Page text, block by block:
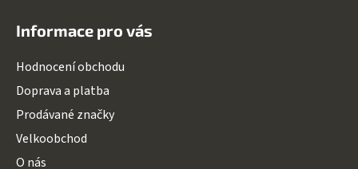
Informace pro vás
Hodnocení obchodu
Doprava a platba
Prodávané značky
Velkoobchod
O nás